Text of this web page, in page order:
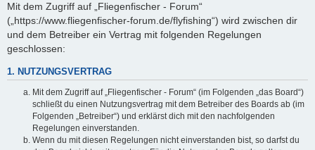
Mit dem Zugriff auf „Fliegenfischer - Forum“
(„https://www.fliegenfischer-forum.de/flyfishing“) wird zwischen dir
und dem Betreiber ein Vertrag mit folgenden Regelungen
geschlossen:
1. NUTZUNGSVERTRAG
Mit dem Zugriff auf „Fliegenfischer - Forum“ (im Folgenden „das Board“)
schließt du einen Nutzungsvertrag mit dem Betreiber des Boards ab (im
Folgenden „Betreiber“) und erklärst dich mit den nachfolgenden
Regelungen einverstanden.
Wenn du mit diesen Regelungen nicht einverstanden bist, so darfst du